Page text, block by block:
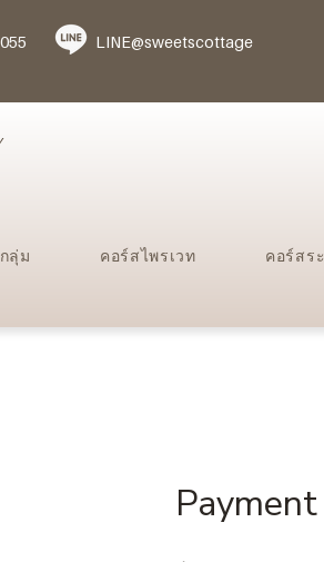
LINE@sweetscottage
ลุ่ม คอร์สไพรเวท คอร์สร